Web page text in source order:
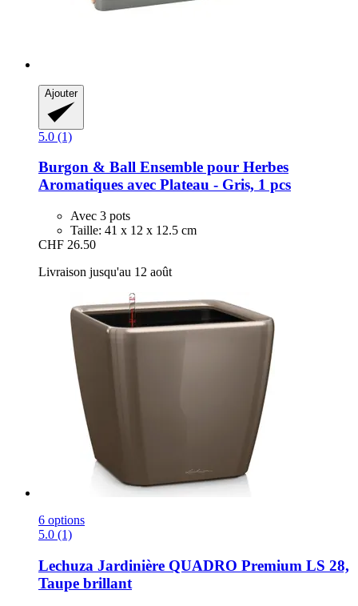
Ajouter
5.0 (1)
Burgon & Ball Ensemble pour Herbes
Aromatiques avec Plateau -​ Gris, 1 pcs
Avec 3 pots
Taille: 41 x 12 x 12.5 cm
CHF 26.50
Livraison jusqu'au 12 août
6 options
5.0 (1)
Lechuza Jardinière QUADRO Premium LS 28,
Taupe brillant